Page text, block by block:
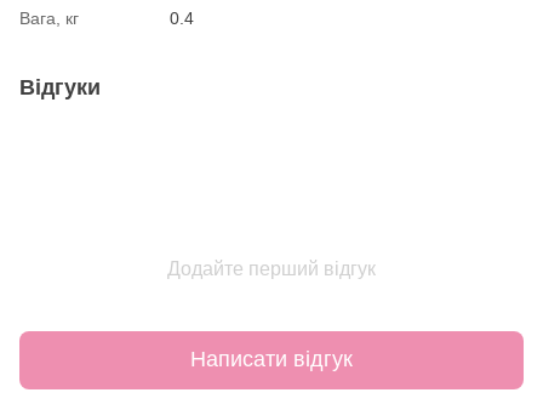
Вага, кг
0.4
Відгуки
Додайте перший відгук
Написати відгук